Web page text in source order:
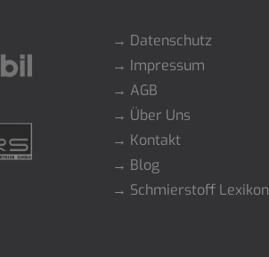
Datenschutz
Impressum
AGB
Über Uns
Kontakt
Blog
Schmierstoff Lexikon